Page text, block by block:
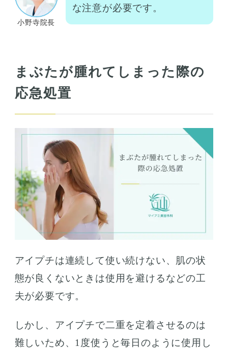
小野寺院長
な注意が必要です。
まぶたが腫れてしまった際の
応急処置
アイプチは連続して使い続けない、肌の状
態が良くないときは使用を避けるなどの工
夫が必要です。
しかし、アイプチで二重を定着させるのは
難しいため、1度使うと毎日のように使用し